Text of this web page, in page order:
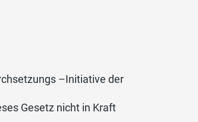
–Initiative der
Gesetz nicht in Kraft